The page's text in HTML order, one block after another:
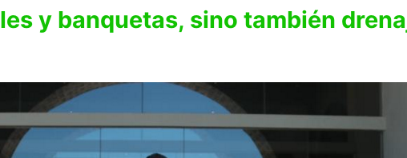
y banquetas, sino también